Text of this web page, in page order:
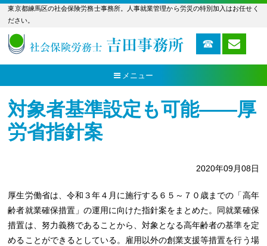
東京都練馬区の社会保険労務士事務所。人事就業管理から労災の特別加入はお任せく
ださい。
メニュー
対象者基準設定も可能――厚
労省指針案
2020年09月08日
厚生労働省は、令和３年４月に施行する６５～７０歳までの「高年
齢者就業確保措置」の運用に向けた指針案をまとめた。同就業確保
措置は、努力義務であることから、対象となる高年齢者の基準を定
めることができるとしている。雇用以外の創業支援等措置を行う場